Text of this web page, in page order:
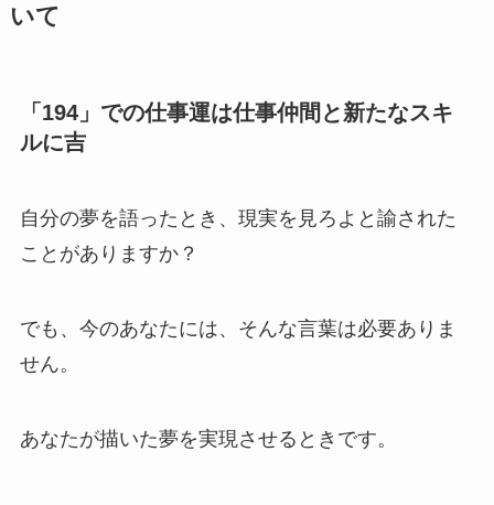
いて
「194」での仕事運は仕事仲間と新たなスキ
ルに吉
自分の夢を語ったとき、現実を見ろよと諭された
ことがありますか？
でも、今のあなたには、そんな言葉は必要ありま
せん。
あなたが描いた夢を実現させるときです。